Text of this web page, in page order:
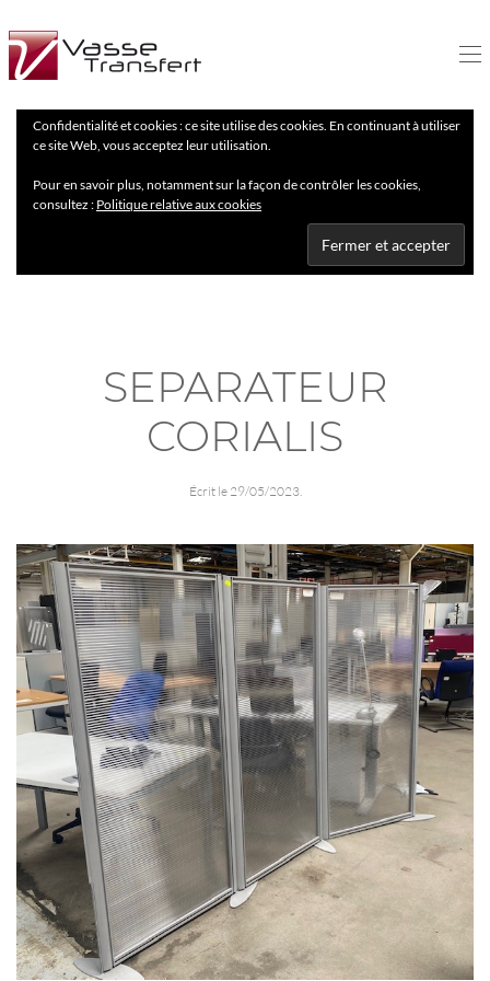
Confidentialité et cookies : ce site utilise des cookies. En continuant à utiliser
ce site Web, vous acceptez leur utilisation.
Pour en savoir plus, notamment sur la façon de contrôler les cookies,
consultez : Politique relative aux cookies
SEPARATEUR
CORIALIS
Écrit le 29/05/2023.